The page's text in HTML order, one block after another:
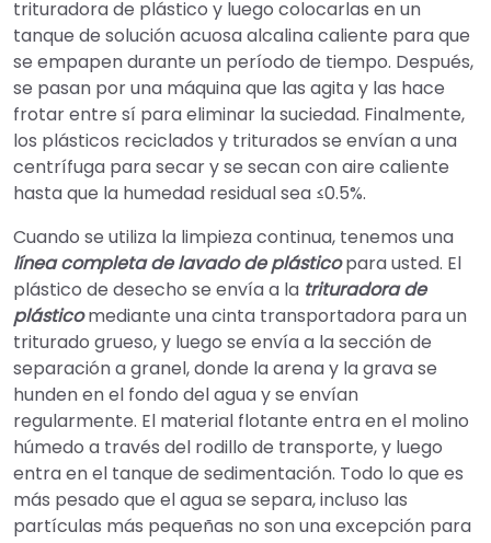
trituradora de plástico y luego colocarlas en un
tanque de solución acuosa alcalina caliente para que
se empapen durante un período de tiempo. Después,
se pasan por una máquina que las agita y las hace
frotar entre sí para eliminar la suciedad. Finalmente,
los plásticos reciclados y triturados se envían a una
centrífuga para secar y se secan con aire caliente
hasta que la humedad residual sea ≤0.5%.
Cuando se utiliza la limpieza continua, tenemos una
línea completa de lavado de plásticopara usted. El
plástico de desecho se envía a la trituradora de
plásticomediante una cinta transportadora para un
triturado grueso, y luego se envía a la sección de
separación a granel, donde la arena y la grava se
hunden en el fondo del agua y se envían
regularmente. El material flotante entra en el molino
húmedo a través del rodillo de transporte, y luego
entra en el tanque de sedimentación. Todo lo que es
más pesado que el agua se separa, incluso las
partículas más pequeñas no son una excepción para